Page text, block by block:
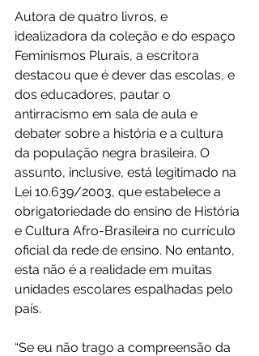
Autora de quatro livros, e
idealizadora da coleção e do espaço
Feminismos Plurais, a escritora
destacou que é dever das escolas, e
dos educadores, pautar o
antirracismo em sala de aula e
debater sobre a história e a cultura
da população negra brasileira. O
assunto, inclusive, está legitimado na
Lei 10.639/2003, que estabelece a
obrigatoriedade do ensino de História
e Cultura Afro-Brasileira no currículo
oficial da rede de ensino. No entanto,
esta não é a realidade em muitas
unidades escolares espalhadas pelo
país.
“Se eu não trago a compreensão da